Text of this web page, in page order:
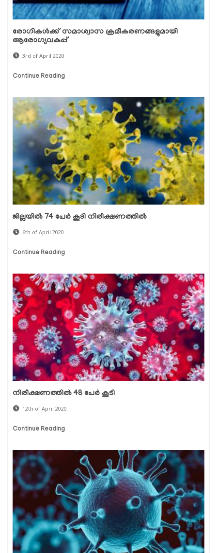
രോഗികള്‍ക്ക് സമാശ്വാസ ക്രമീകരണങ്ങളുമായി
ആരോഗ്യവകുപ്പ്
3rd of April 2020
Continue Reading
ജില്ലയില്‍ 74 പേര്‍ കൂടി നിരീക്ഷണത്തില്‍
6th of April 2020
Continue Reading
നിരീക്ഷണത്തില്‍ 48 പേര്‍ കൂടി
12th of April 2020
Continue Reading